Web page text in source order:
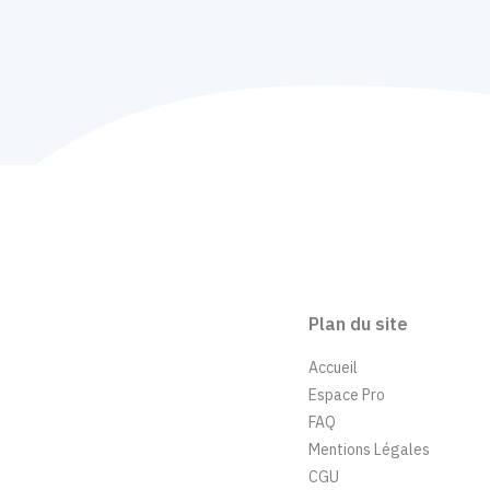
Plan du site
Accueil
Espace Pro
FAQ
Mentions Légales
CGU